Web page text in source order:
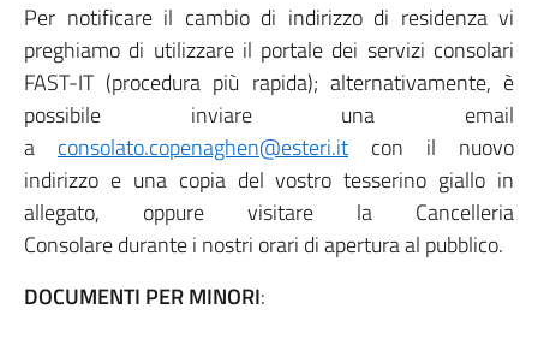
Per notificare il cambio di indirizzo di residenza vi
preghiamo di utilizzare il portale dei servizi consolari
FAST-IT (procedura più rapida); alternativamente, è
possibile inviare una email
a consolato.copenaghen@esteri.it con il nuovo
indirizzo e una copia del vostro tesserino giallo in
allegato, oppure visitare la Cancelleria
Consolare durante i nostri orari di apertura al pubblico.
DOCUMENTI PER MINORI: